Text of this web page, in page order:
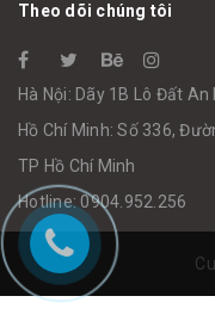
Theo dõi chúng tôi
Hà Nội: Dãy 1B Lô Đất
Hồ Chí Minh: Số 336,
TP Hồ Chí Minh
Hotline: 0904.952.256